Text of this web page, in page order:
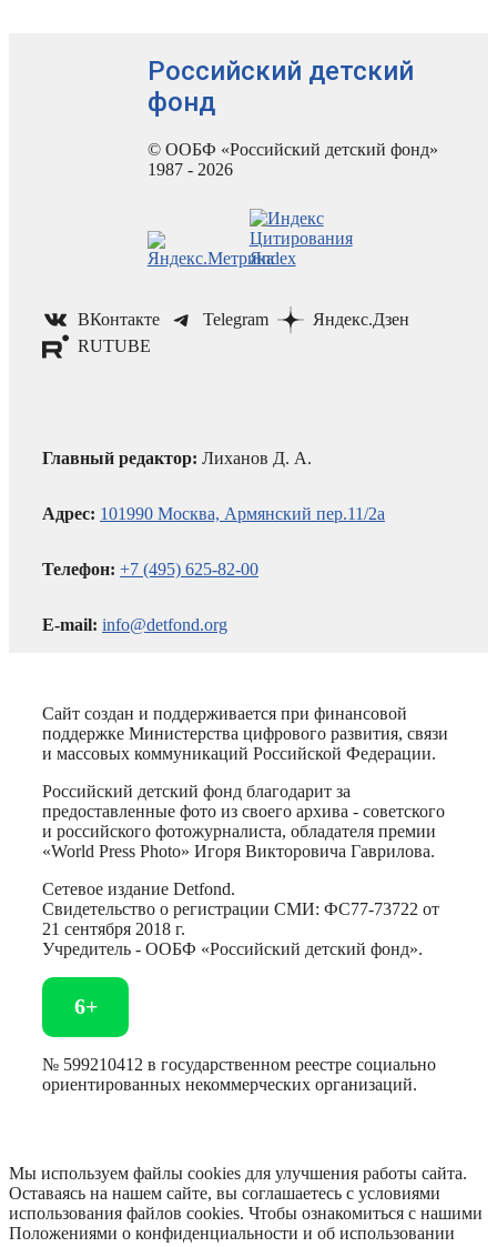
Российский детский
фонд
© ООБФ «Российский детский фонд»
1987 - 2026
ВКонтакте Telegram
Яндекс.Дзен
RUTUBE
Главный редактор: Лиханов Д. А.
Адрес: 101990 Москва, Армянский пер.11/2а
Телефон: +7 (495) 625-82-00
E-mail: info@detfond.org
Сайт создан и поддерживается при финансовой
поддержке Министерства цифрового развития, связи
и массовых коммуникаций Российской Федерации.
Российский детский фонд благодарит за
предоставленные фото из своего архива - советского
и российского фотожурналиста, обладателя премии
«World Press Photo» Игоря Викторовича Гаврилова.
Сетевое издание Detfond.
Свидетельство о регистрации СМИ: ФС77-73722 от
21 сентября 2018 г.
Учредитель - ООБФ «Российский детский фонд».
6+
№ 599210412 в государственном реестре социально
ориентированных некоммерческих организаций.
Мы используем файлы cookies для улучшения работы сайта.
Оставаясь на нашем сайте, вы соглашаетесь с условиями
использования файлов cookies. Чтобы ознакомиться с нашими
Положениями о конфиденциальности и об использовании